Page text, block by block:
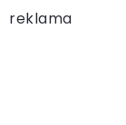
reklama